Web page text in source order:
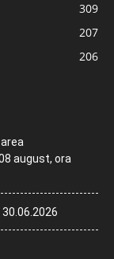
309
207
206
august, ora